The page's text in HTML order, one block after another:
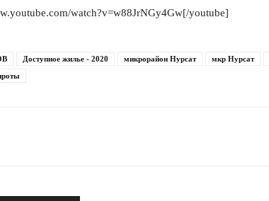
watch?v=w88JrNGy4Gw[/youtube]
Доступное жилье - 2020 микрорайон Нурсат мкр Нурсат